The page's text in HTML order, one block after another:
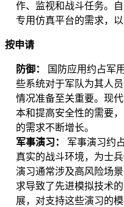
作、监视和战斗任务。
专用仿真平台的需求，
按申请
防御：
国防应用约占军
些系统对于军队为其人
情况准备至关重要。现
本和提高安全性的需要
的需求不断增长。
军事演习： 军事演习约
真实的战斗环境，为士
演习通常涉及高风险场
求导致了先进模拟技术
展，对支持这些演习的